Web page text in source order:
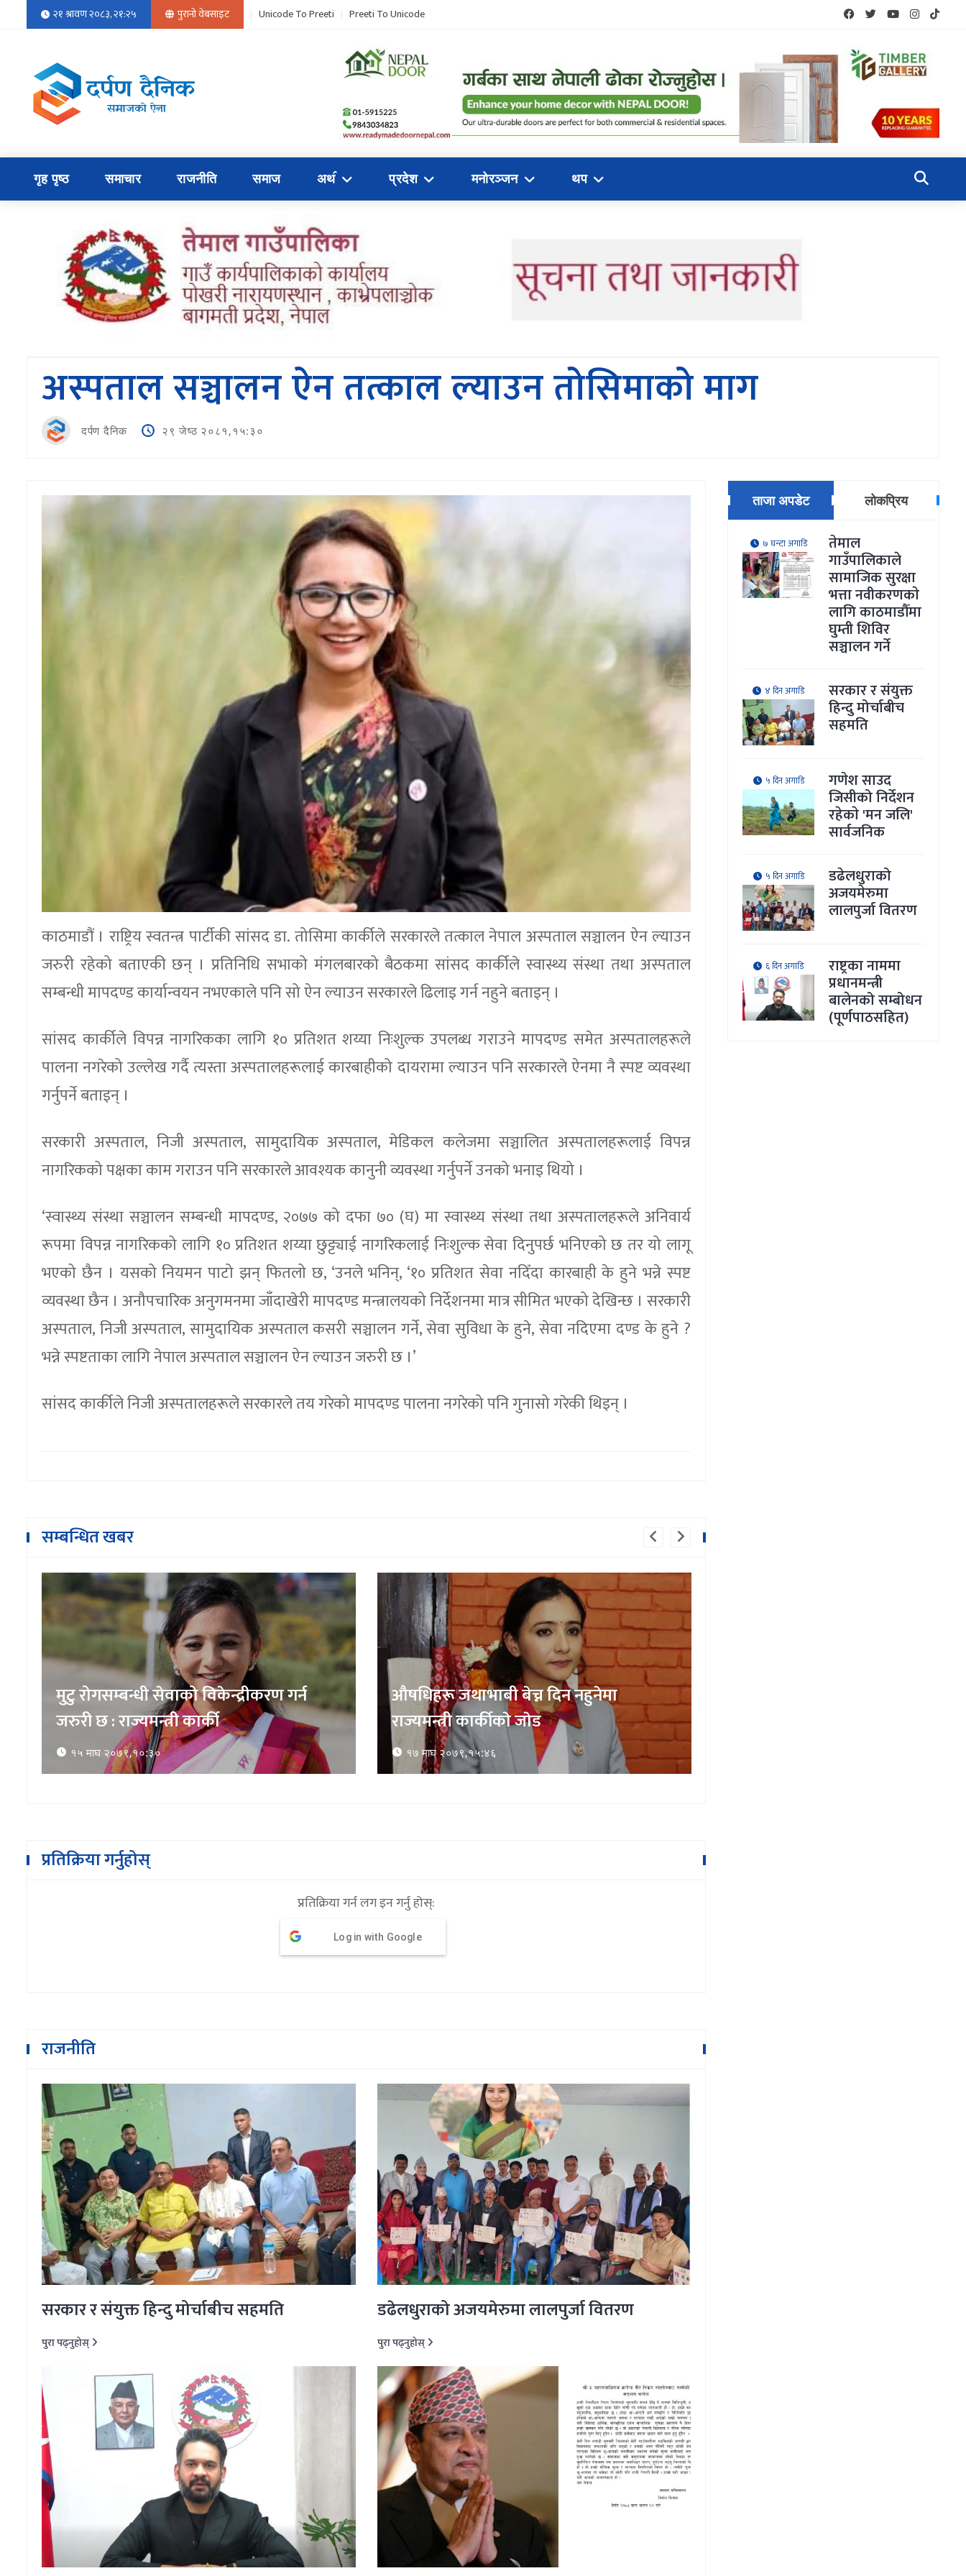
२१ श्रावण २०८३, २१:२५ पुरानो वेबसाइट Unicode To Preeti Preeti To Unicode
गृह पृष्ठ समाचार राजनीति समाज अथ॔ प्रदेश मनोरञ्जन थप
अस्पताल सञ्चालन ऐन तत्काल ल्याउन तोसिमाकाे माग
दर्पण दैनिक २९ जेष्ठ २०८१,१५:३०
काठमाडौं । राष्ट्रिय स्वतन्त्र पार्टीकी सांसद डा. तोसिमा कार्कीले सरकारले तत्काल नेपाल अस्पताल सञ्चालन ऐन ल्याउन
जरुरी रहेको बताएकी छन् । प्रतिनिधि सभाको मंगलबारको बैठकमा सांसद कार्कीले स्वास्थ्य संस्था तथा अस्पताल
सम्बन्धी मापदण्ड कार्यान्वयन नभएकाले पनि सो ऐन ल्याउन सरकारले ढिलाइ गर्न नहुने बताइन् ।
सांसद कार्कीले विपन्न नागरिकका लागि १० प्रतिशत शय्या निःशुल्क उपलब्ध गराउने मापदण्ड समेत अस्पतालहरूले
पालना नगरेको उल्लेख गर्दै त्यस्ता अस्पतालहरूलाई कारबाहीको दायरामा ल्याउन पनि सरकारले ऐनमा नै स्पष्ट व्यवस्था
गर्नुपर्ने बताइन् ।
सरकारी अस्पताल, निजी अस्पताल, सामुदायिक अस्पताल, मेडिकल कलेजमा सञ्चालित अस्पतालहरूलाई विपन्न
नागरिकको पक्षका काम गराउन पनि सरकारले आवश्यक कानुनी व्यवस्था गर्नुपर्ने उनको भनाइ थियो ।
‘स्वास्थ्य संस्था सञ्चालन सम्बन्धी मापदण्ड, २०७७ को दफा ७० (घ) मा स्वास्थ्य संस्था तथा अस्पतालहरूले अनिवार्य
रूपमा विपन्न नागरिकको लागि १० प्रतिशत शय्या छुट्ट्याई नागरिकलाई निःशुल्क सेवा दिनुपर्छ भनिएको छ तर यो लागू
भएको छैन । यसको नियमन पाटो झन् फितलो छ, ‘उनले भनिन्, ‘१० प्रतिशत सेवा नदिँदा कारबाही के हुने भन्ने स्पष्ट
व्यवस्था छैन । अनौपचारिक अनुगमनमा जाँदाखेरी मापदण्ड मन्त्रालयको निर्देशनमा मात्र सीमित भएको देखिन्छ । सरकारी
अस्पताल, निजी अस्पताल, सामुदायिक अस्पताल कसरी सञ्चालन गर्ने, सेवा सुविधा के हुने, सेवा नदिएमा दण्ड के हुने ?
भन्ने स्पष्टताका लागि नेपाल अस्पताल सञ्चालन ऐन ल्याउन जरुरी छ ।’
सांसद कार्कीले निजी अस्पतालहरूले सरकारले तय गरेको मापदण्ड पालना नगरेको पनि गुनासो गरेकी थिइन् ।
सम्बन्धित खबर
औषधिहरू जथाभाबी बेच्न दिन नहुनेमा
राज्यमन्त्री कार्कीकाे जाेड
१७ माघ २०७९,१५:४६
प्रतिक्रिया गर्नुहोस्
प्रतिक्रिया गर्न लग इन गर्नु होस्:
Log in with Google
राजनीति
सरकार र संयुक्त हिन्दु मोर्चाबीच सहमति
पुरा पढ्नुहोस्
डढेलधुराको अजयमेरुमा लालपुर्जा वितरण
पुरा पढ्नुहोस्
ताजा अपडेट लोकप्रिय
७ घन्टा अगाडि तेमाल
गाउँपालिकाले
सामाजिक सुरक्षा
भत्ता नवीकरणकाे
लागि काठमाडौँमा
घुम्ती शिविर
सञ्चालन गर्ने
४ दिन अगाडि सरकार र संयुक्त
हिन्दु मोर्चाबीच
सहमति
५ दिन अगाडि गणेश साउद
जिसीको निर्देशन
रहेकाे 'मन जलि'
सार्वजनिक
५ दिन अगाडि डढेलधुराको
अजयमेरुमा
लालपुर्जा वितरण
६ दिन अगाडि राष्ट्रका नाममा
प्रधानमन्त्री
बालेनको सम्बोधन
(पूर्णपाठसहित)